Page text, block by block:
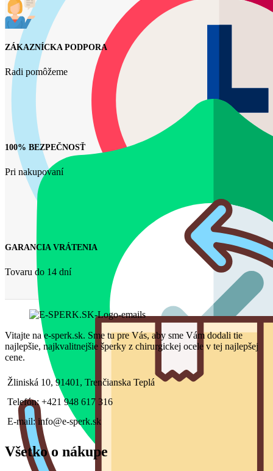
ZÁKAZNÍCKA PODPORA
Radi pomôžeme
100% BEZPEČNOSŤ
Pri nakupovaní
GARANCIA VRÁTENIA
Tovaru do 14 dní
Vitajte na e-sperk.sk. Sme tu pre Vás, aby sme Vám dodali tie
najlepšie, najkvalitnejšie šperky z chirurgickej ocele v tej najlepšej
cene.
Žliniská 10, 91401, Trenčianska Teplá
Telefón: +421 948 617 316
E-mail: info@e-sperk.sk
Všetko o nákupe